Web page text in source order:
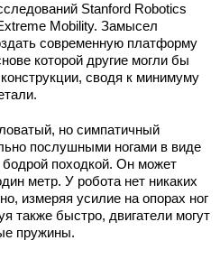
Stanford Robotics
Mobility. Замысел
современную платформу
которой другие могли бы
сводя к минимуму
но симпатичный
послушными ногами в виде
бодрой походкой. Он может
метр. У робота нет никаких
измеряя усилие на опорах ног
также быстро, двигатели могут
пружины.